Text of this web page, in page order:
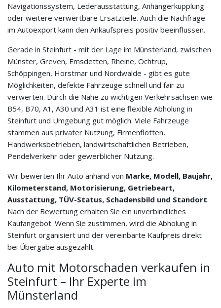
Navigationssystem, Lederausstattung, Anhängerkupplung
oder weitere verwertbare Ersatzteile. Auch die Nachfrage
im Autoexport kann den Ankaufspreis positiv beeinflussen.
Gerade in Steinfurt - mit der Lage im Münsterland, zwischen
Münster, Greven, Emsdetten, Rheine, Ochtrup,
Schöppingen, Horstmar und Nordwalde - gibt es gute
Möglichkeiten, defekte Fahrzeuge schnell und fair zu
verwerten. Durch die Nähe zu wichtigen Verkehrsachsen wie
B54, B70, A1, A30 und A31 ist eine flexible Abholung in
Steinfurt und Umgebung gut möglich. Viele Fahrzeuge
stammen aus privater Nutzung, Firmenflotten,
Handwerksbetrieben, landwirtschaftlichen Betrieben,
Pendelverkehr oder gewerblicher Nutzung.
Wir bewerten Ihr Auto anhand von Marke, Modell, Baujahr,
Kilometerstand, Motorisierung, Getriebeart,
Ausstattung, TÜV-Status, Schadensbild und Standort.
Nach der Bewertung erhalten Sie ein unverbindliches
Kaufangebot. Wenn Sie zustimmen, wird die Abholung in
Steinfurt organisiert und der vereinbarte Kaufpreis direkt
bei Übergabe ausgezahlt.
Auto mit Motorschaden verkaufen in
Steinfurt – Ihr Experte im
Münsterland